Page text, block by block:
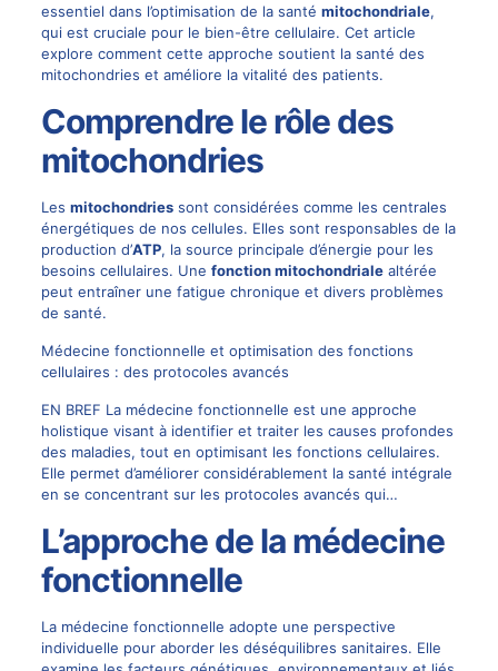
essentiel dans l’optimisation de la santé mitochondriale,
qui est cruciale pour le bien-être cellulaire. Cet article
explore comment cette approche soutient la santé des
mitochondries et améliore la vitalité des patients.
Comprendre le rôle des
mitochondries
Les mitochondriessont considérées comme les centrales
énergétiques de nos cellules. Elles sont responsables de la
production d’ATP, la source principale d’énergie pour les
besoins cellulaires. Une fonction mitochondrialealtérée
peut entraîner une fatigue chronique et divers problèmes
de santé.
Médecine fonctionnelle et optimisation des fonctions
cellulaires : des protocoles avancés
EN BREF La médecine fonctionnelle est une approche
holistique visant à identifier et traiter les causes profondes
des maladies, tout en optimisant les fonctions cellulaires.
Elle permet d’améliorer considérablement la santé intégrale
en se concentrant sur les protocoles avancés qui…
L’approche de la médecine
fonctionnelle
La médecine fonctionnelle adopte une perspective
individuelle pour aborder les déséquilibres sanitaires. Elle